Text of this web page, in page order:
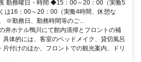
勤務曜日・時間 ◆15：00～20：00（実働5
は16：00～20：00（実働4時間、休憩な
※勤務日、勤務時間等のご...
井ホテル鴨川にて館内清掃とフロントの補
具体的には、客室のベッドメイク、貸切風呂
付けのほか、フロントでの観光案内、ドリ